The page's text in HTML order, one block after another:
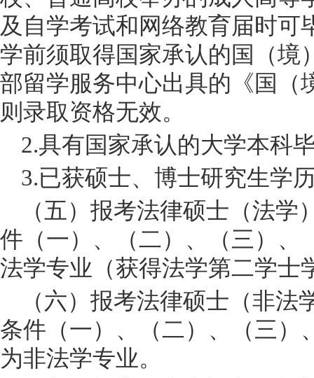
及自学考试和网络教育届时可
学前须取得国家承认的国（境
部留学服务中心出具的《国（
则录取资格无效。
2.具有国家承认的大学本科
3.已获硕士、博士研究生学
（五）报考法律硕士（法
件（一）、（二）、（三）、
法学专业（获得法学第二学士
（六）报考法律硕士（非
条件（一）、（二）、（三）
为非法学专业。